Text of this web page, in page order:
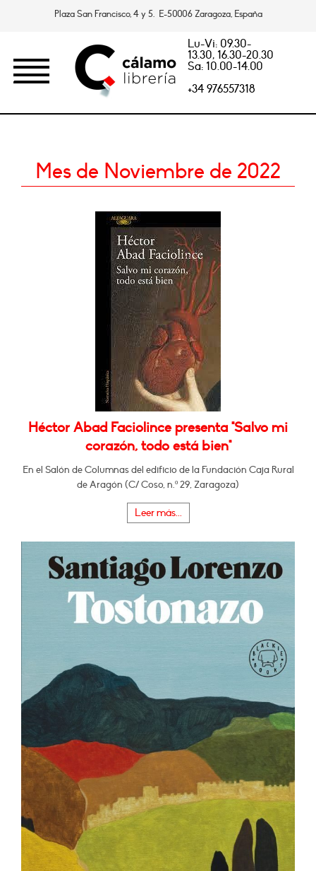
Plaza San Francisco, 4 y 5. E-50006 Zaragoza, España
Lu-Vi: 09.30-
13.30, 16.30-20.30
Sa: 10.00-14.00
+34 976557318
Mes de Noviembre de 2022
Héctor Abad Faciolince presenta "Salvo mi
corazón, todo está bien"
En el Salón de Columnas del edificio de la Fundación Caja Rural
de Aragón (C/ Coso, n.º 29, Zaragoza)
Leer más...